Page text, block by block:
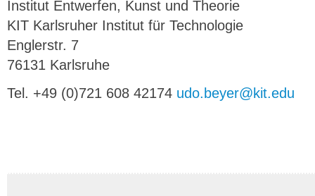
Institut Entwerfen, Kunst und Theorie
KIT Karlsruher Institut für Technologie
Englerstr. 7
76131 Karlsruhe
Tel. +49 (0)721 608 42174 udo.beyer@kit.edu